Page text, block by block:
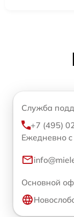
Служба
+7 (495)
Ежедневно
Основной